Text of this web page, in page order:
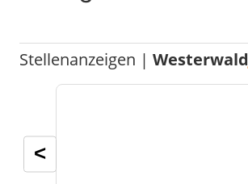
Stellenanzeigen |Westerwald
<